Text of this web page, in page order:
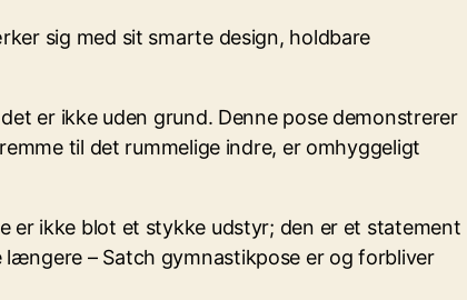
sig med sit smarte design, holdbare
er ikke uden grund. Denne pose demonstrerer
til det rummelige indre, er omhyggeligt
er ikke blot et stykke udstyr; den er et statement
– Satch gymnastikpose er og forbliver